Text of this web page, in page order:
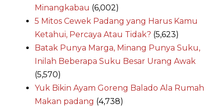
Minangkabau (6,002)
5 Mitos Cewek Padang yang Harus Kamu
Ketahui, Percaya Atau Tidak? (5,623)
Batak Punya Marga, Minang Punya Suku,
Inilah Beberapa Suku Besar Urang Awak
(5,570)
Yuk Bikin Ayam Goreng Balado Ala Rumah
Makan padang (4,738)